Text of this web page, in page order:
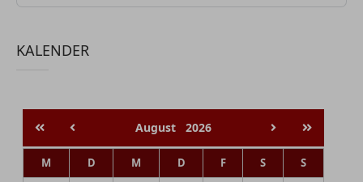
KALENDER
August 2026
M D M D F S
S